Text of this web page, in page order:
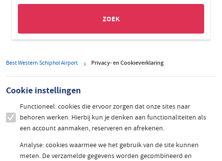
Best Western Schiphol Airport Privacy- en Cookieverklaring
Cookie instellingen
Functioneel: cookies die ervoor zorgen dat onze sites naar
behoren werken. Hierbij kun je denken aan functionaliteiten als
een account aanmaken, reserveren en afrekenen.
Analyse: cookies waarmee we het gebruik van de site kunnen
meten. De verzamelde gegevens worden gecombineerd en